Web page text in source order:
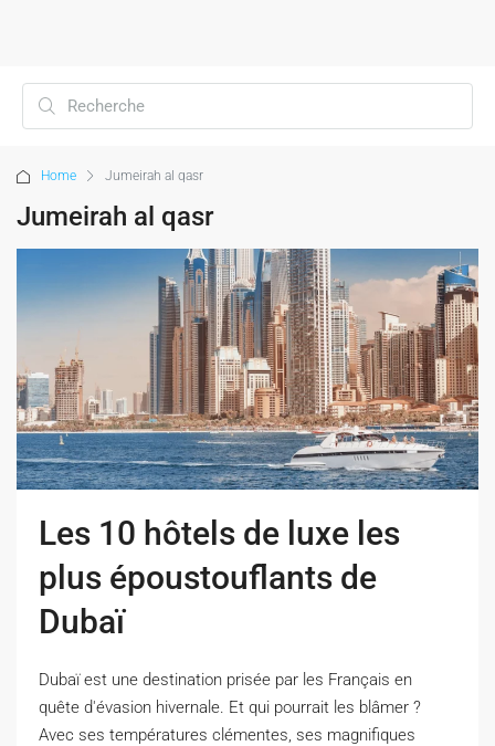
Home Jumeirah al qasr
Jumeirah al qasr
Les 10 hôtels de luxe les
plus époustouflants de
Dubaï
Dubaï est une destination prisée par les Français en
quête d'évasion hivernale. Et qui pourrait les blâmer ?
Avec ses températures clémentes, ses magnifiques